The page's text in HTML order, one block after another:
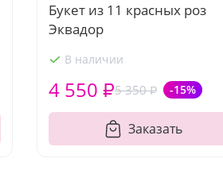
Букет из 11 красных роз
Эквадор
В наличии
5 350 ₽ -15%
4 550 ₽
Заказать